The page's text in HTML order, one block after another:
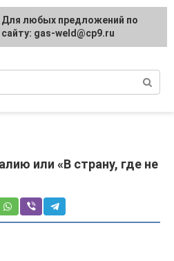
консультации
или «В страну, где не
Для любых предложений по
сайту: gas-weld@cp9.ru